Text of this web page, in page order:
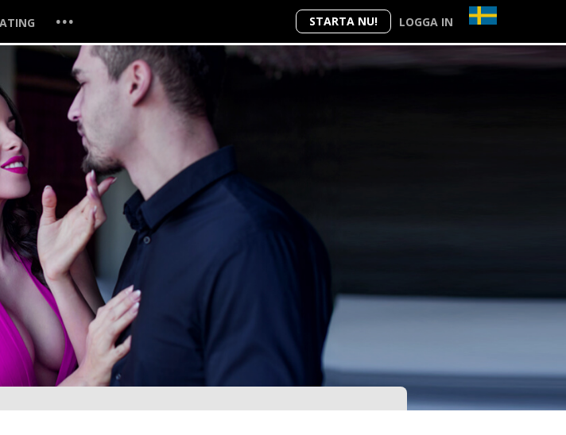
STARTA NU! LOGGA IN
...